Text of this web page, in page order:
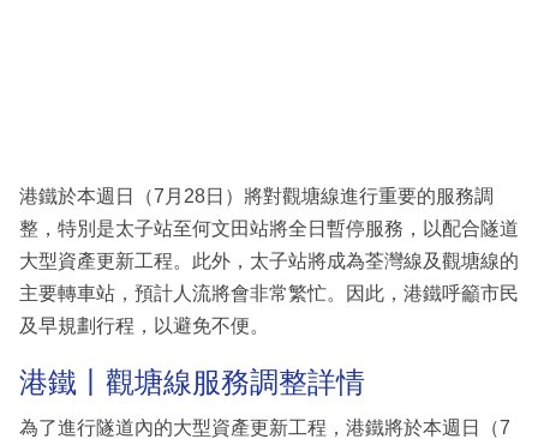
閱
專
區
港鐵於本週日（7月28日）將對觀塘線進行重要的服務調
整，特別是太子站至何文田站將全日暫停服務，以配合隧道
大型資產更新工程。此外，太子站將成為荃灣線及觀塘線的
主要轉車站，預計人流將會非常繁忙。因此，港鐵呼籲市民
及早規劃行程，以避免不便。
港鐵丨觀塘線服務調整詳情
為了進行隧道內的大型資產更新工程，港鐵將於本週日（7